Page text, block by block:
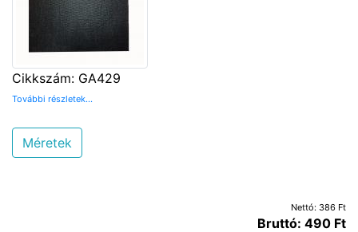
Cikkszám: GA429
További részletek...
Méretek
Nettó: 386 Ft
Bruttó: 490 Ft